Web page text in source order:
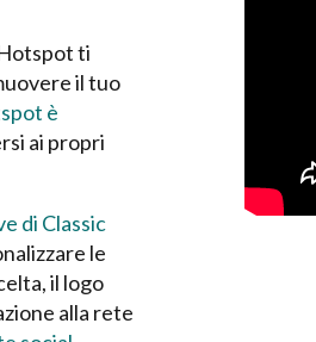
ti
il tuo
è
ai propri
di Classic
le
il logo
alla rete